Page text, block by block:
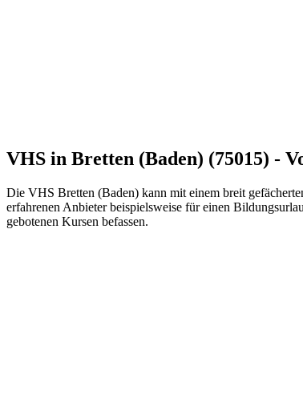
VHS in Bretten (Baden) (75015) -
Die VHS Bretten (Baden) kann mit einem breit
erfahrenen Anbieter beispielsweise für einen
gebotenen Kursen befassen.